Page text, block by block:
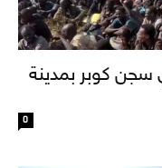
كوبر بمدينة
0